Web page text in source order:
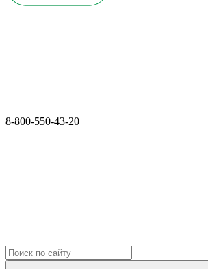
8-800-550-43-20